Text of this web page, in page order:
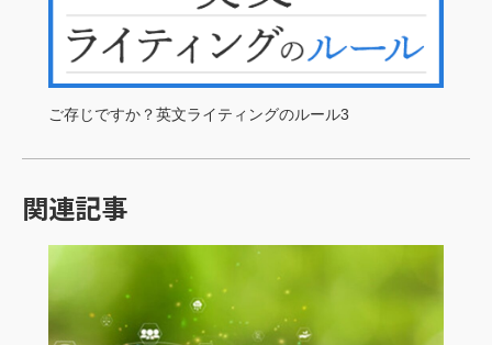
ご存じですか？英文ライティングのルール3
関連記事